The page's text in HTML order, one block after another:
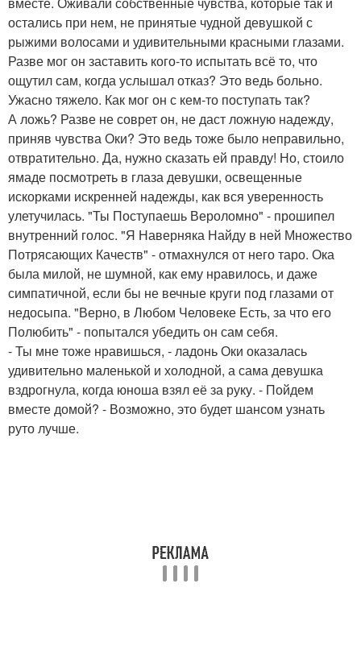
остались при нем, не принятые чудной девушкой с
рыжими волосами и удивительными красными глазами.
Разве мог он заставить кого-то испытать всё то, что
ощутил сам, когда услышал отказ? Это ведь больно.
Ужасно тяжело. Как мог он с кем-то поступать так?
А ложь? Разве не соврет он, не даст ложную надежду,
приняв чувства Оки? Это ведь тоже было неправильно,
отвратительно. Да, нужно сказать ей правду! Но, стоило
ямаде посмотреть в глаза девушки, освещенные
искорками искренней надежды, как вся уверенность
улетучилась. "Ты Поступаешь Вероломно" - прошипел
внутренний голос. "Я Наверняка Найду в ней Множество
Потрясающих Качеств" - отмахнулся от него таро. Ока
была милой, не шумной, как ему нравилось, и даже
симпатичной, если бы не вечные круги под глазами от
недосыпа. "Верно, в Любом Человеке Есть, за что его
Полюбить" - попытался убедить он сам себя.
- Ты мне тоже нравишься, - ладонь Оки оказалась
удивительно маленькой и холодной, а сама девушка
вздрогнула, когда юноша взял её за руку. - Пойдем
вместе домой? - Возможно, это будет шансом узнать
руто лучше.